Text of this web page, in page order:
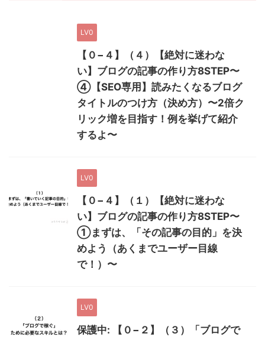
LV0
【０−４】（４）【絶対に迷わな
い】ブログの記事の作り方8STEP〜
④【SEO専用】読みたくなるブログ
タイトルのつけ方（決め方）〜2倍ク
リック増を目指す！例を挙げて紹介
するよ〜
LV0
【０−４】（１）【絶対に迷わな
い】ブログの記事の作り方8STEP〜
①まずは、「その記事の目的」を決
めよう（あくまでユーザー目線
で！）〜
LV0
保護中: 【０−２】（３）「ブログで